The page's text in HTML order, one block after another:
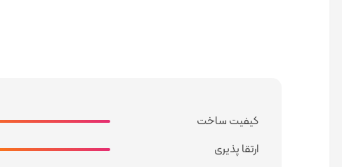
کیفیت ساخت
ارتقا پذیری